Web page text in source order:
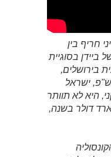
חריף בין
בסוגיית
בירושלים,
ישראל
היא לא תוותר
בסך 3.8 מיליארד דולר בשנה,